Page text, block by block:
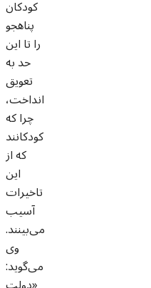
کودکان
پناهجو
را تا این
حد به
تعویق
انداخت،
چرا که
کودکانند
که از
این
تاخیرات
آسیب
می‌بینند.
وی
می‌گوید: